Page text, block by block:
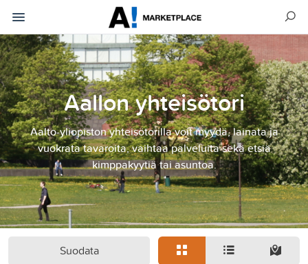
Aallon yhteisötori
Aalto-yliopiston yhteisötorilla voit myydä, lainata ja
vuokrata tavaroita, vaihtaa palveluita sekä etsiä
kimppakyytiä tai asuntoa.
Suodata